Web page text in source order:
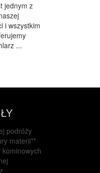
jednym z
i wszystkim
...
podróży
materii**
kominowych